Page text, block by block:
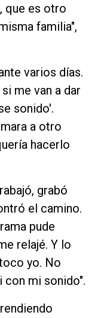
que es otro
familia",
varios días.
me van a dar
sonido'.
a otro
hacerlo
grabó
el camino.
pude
relajé. Y lo
yo. No
con mi sonido".